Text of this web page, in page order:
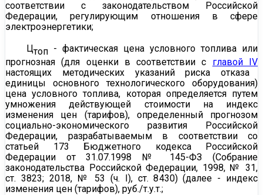
соответствии с законодательством Российской
Федерации, регулирующим отношения в сфере
электроэнергетики;
Цтоп - фактическая цена условного топлива или
прогнозная (для оценки в соответствии с главой IV
настоящих методических указаний риска отказа
единицы основного технологического оборудования)
ценаусловного топлива, которая определяется путем
умножения действующей стоимости на индекс
изменения цен (тарифов), определенный прогнозом
социально-экономического развития Российской
Федерации, разрабатываемым в соответствии со
статьей 173 Бюджетного кодекса Российской
Федерации от 31.07.1998 № 145-ФЗ (Собрание
законодательства Российской Федерации, 1998, № 31,
ст. 3823; 2018, № 53 (ч. I), ст. 8430) (далее - индекс
изменения цен (тарифов), руб./т.у.т.;